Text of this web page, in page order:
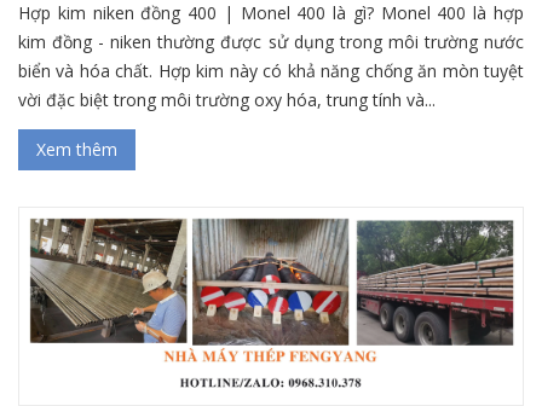
Hợp kim niken đồng 400 | Monel 400 là gì? Monel 400 là hợp
kim đồng - niken thường được sử dụng trong môi trường nước
biển và hóa chất. Hợp kim này có khả năng chống ăn mòn tuyệt
vời đặc biệt trong môi trường oxy hóa, trung tính và...
Xem thêm